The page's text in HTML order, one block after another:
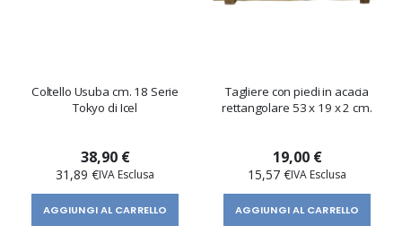
Coltello Usuba cm. 18 Serie
Tokyo di Icel
38,90 €
31,89 €
AGGIUNGI AL CARRELLO
Tagliere con piedi in acacia
rettangolare 53 x 19 x 2 cm.
19,00 €
15,57 €
AGGIUNGI AL CARRELLO